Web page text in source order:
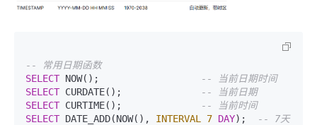
-- 常用日期函数
SELECT NOW();
-- 当前日期时间
SELECT CURDATE();
-- 当前日期
SELECT CURTIME();
-- 当前时间
SELECT DATE_ADD(NOW(), INTERVAL 7 DAY);
-- 7天